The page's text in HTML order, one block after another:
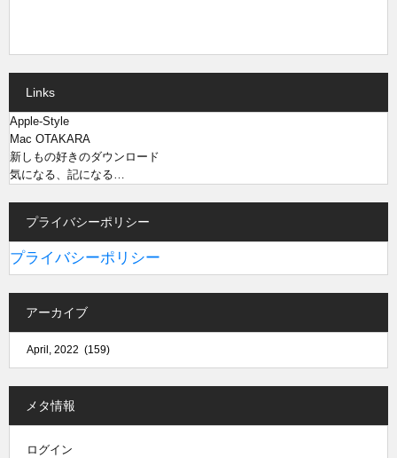
Links
Apple-Style
Mac OTAKARA
新しもの好きのダウンロード
気になる、記になる…
プライバシーポリシー
プライバシーポリシー
アーカイブ
メタ情報
ログイン